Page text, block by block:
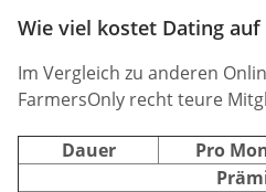
Wie viel kostet Dating auf
Im Vergleich zu anderen
FarmersOnly recht teure
Dauer Pro